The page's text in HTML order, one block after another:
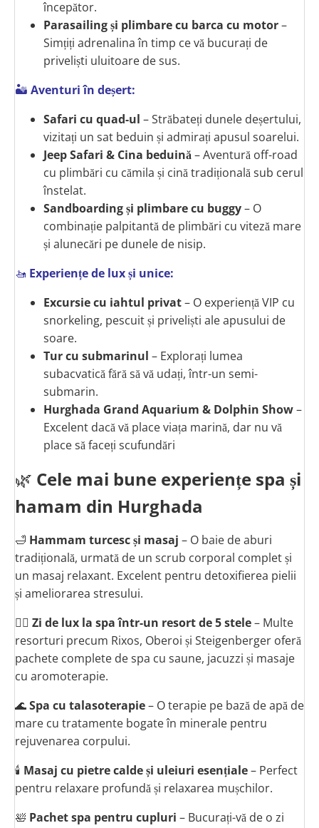
începător.
Parasailing și plimbare cu barca cu motor–
Simțiți adrenalina în timp ce vă bucurați de
priveliști uluitoare de sus.
🏜 Aventuri în deșert:
Safari cu quad-ul – Străbateți dunele deșertului,
vizitați un sat beduin și admirați apusul soarelui.
Jeep Safari & Cina beduină– Aventură off-road
cu plimbări cu cămila și cină tradițională sub cerul
înstelat.
Sandboarding și plimbare cu buggy– O
combinație palpitantă de plimbări cu viteză mare
și alunecări pe dunele de nisip.
🚤 Experiențe de lux și unice:
Excursie cu iahtul privat– O experiență VIP cu
snorkeling, pescuit și priveliști ale apusului de
soare.
Tur cu submarinul – Explorați lumea
subacvatică fără să vă udați, într-un semi-
submarin.
Hurghada Grand Aquarium & Dolphin Show–
Excelent dacă vă place viața marină, dar nu vă
place să faceți scufundări
🌿 Cele mai bune experiențe spa și
hamam din Hurghada
🛁 Hammam turcesc și masaj – O baie de aburi
tradițională, urmată de un scrub corporal complet și
un masaj relaxant. Excelent pentru detoxifierea pielii
și ameliorarea stresului.
💆‍♀️ Zi de lux la spa într-un resort de 5 stele– Multe
resorturi precum Rixos, Oberoi și Steigenberger oferă
pachete complete de spa cu saune, jacuzzi și masaje
cu aromoterapie.
🌊Spa cu talasoterapie– O terapie pe bază de apă de
mare cu tratamente bogate în minerale pentru
rejuvenarea corpului.
🕯 Masaj cu pietre calde și uleiuri esențiale– Perfect
pentru relaxare profundă și relaxarea mușchilor.
🛀 Pachet spa pentru cupluri – Bucurați-vă de o zi